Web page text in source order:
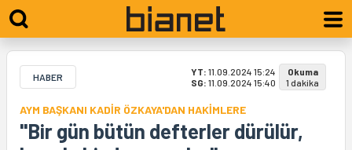
HABER YT: 11.09.2024 15:24
SG: 11.09.2024 15:40
Okuma
1 dakika
AYM BAŞKANI KADİR ÖZKAYA'DAN HAKİMLERE
"Bir gün bütün defterler dürülür,